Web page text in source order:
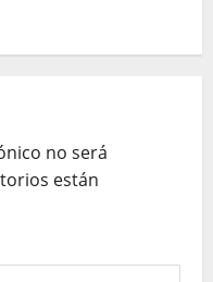
no será
están